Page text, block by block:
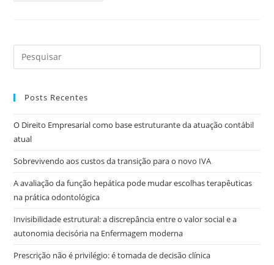
Posts Recentes
O Direito Empresarial como base estruturante da atuação contábil
atual
Sobrevivendo aos custos da transição para o novo IVA
A avaliação da função hepática pode mudar escolhas terapêuticas
na prática odontológica
Invisibilidade estrutural: a discrepância entre o valor social e a
autonomia decisória na Enfermagem moderna
Prescrição não é privilégio: é tomada de decisão clínica